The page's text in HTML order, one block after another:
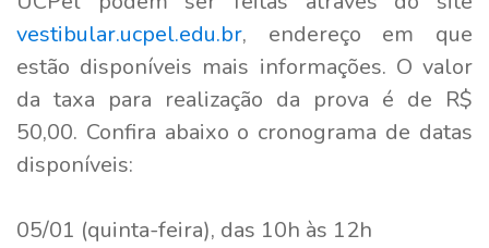
vestibular.ucpel.edu.br, endereço em que
estão disponíveis mais informações. O valor
da taxa para realização da prova é de R$
50,00. Confira abaixo o cronograma de datas
disponíveis:
05/01 (quinta-feira), das 10h às 12h